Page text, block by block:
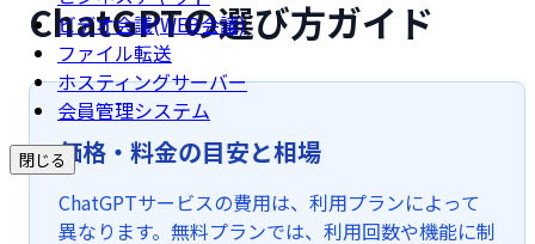
ビデオ会議(WEB会議)
ファイル転送
ホスティングサーバー
会員管理システム
閉じる
ChatGPTの選び方ガイド
価格・料金の目安と相場
ChatGPTサービスの費用は、利用プランによって
異なります。無料プランでは、利用回数や機能に制